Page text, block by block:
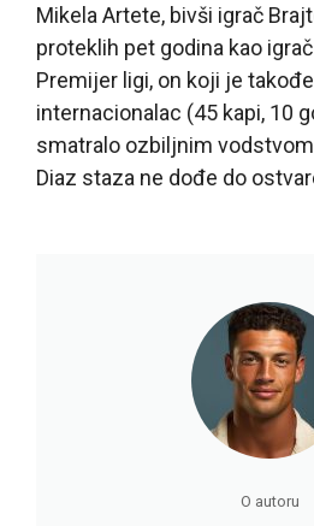
Mikela Artete, bivši igrač
proteklih pet godina kao
Premijer ligi, on koji je
internacionalac (45 kapi, 10
smatralo ozbiljnim
Diaz staza ne dođe do
O autoru